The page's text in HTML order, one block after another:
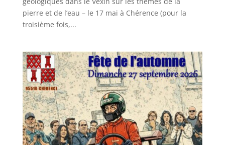
pierre et de l’eau – le 17 mai à Chérence (pour la
troisième fois,...